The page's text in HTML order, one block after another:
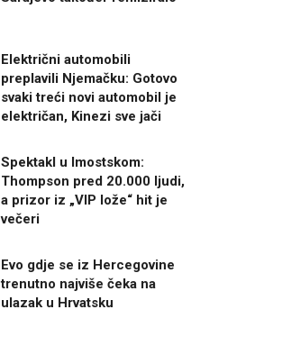
Električni automobili
preplavili Njemačku: Gotovo
svaki treći novi automobil je
električan, Kinezi sve jači
Spektakl u Imostskom:
Thompson pred 20.000 ljudi,
a prizor iz „VIP lože“ hit je
večeri
Evo gdje se iz Hercegovine
trenutno najviše čeka na
ulazak u Hrvatsku